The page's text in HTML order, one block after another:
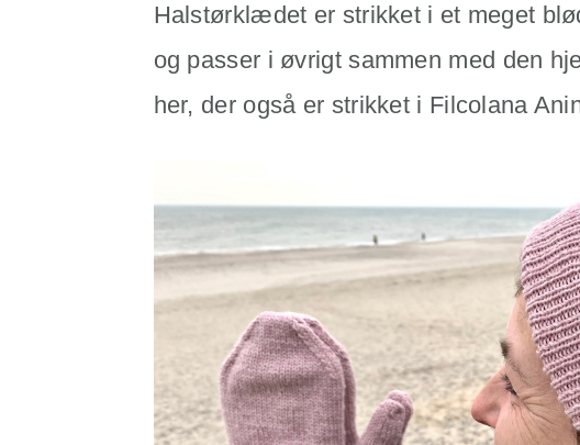
Halstørklædet er strikket i et meget
og passer i øvrigt sammen med den
her, der også er strikket i Filcolana